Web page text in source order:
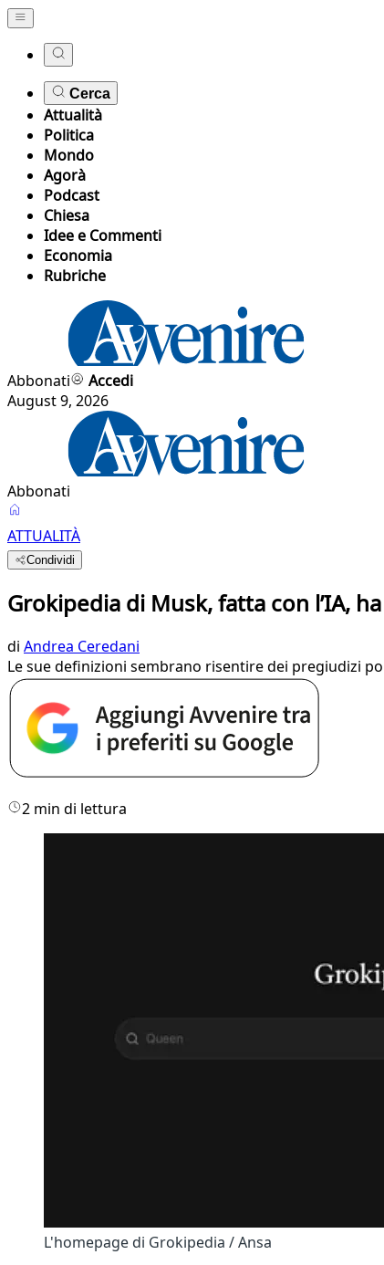
Cerca
Attualità
Politica
Mondo
Agorà
Podcast
Chiesa
Idee e Commenti
Economia
Rubriche
Abbonati
Accedi
August 9, 2026
Abbonati
ATTUALITÀ
Condividi
Grokipedia di Musk, fatta con l’IA,
di Andrea Ceredani
Le sue definizioni sembrano risentire dei pregiudizi
2 min di lettura
L'homepage di Grokipedia / Ansa